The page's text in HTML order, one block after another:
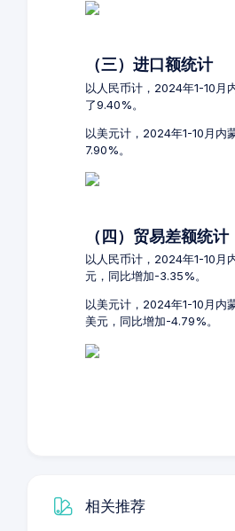
（三）进口额统计
以人民币计，2024年1-10月
了9.40%。
以美元计，2024年1-10月内
7.90%。
（四）贸易差额统计
以人民币计，2024年1-10月
元，同比增加-3.35%。
以美元计，2024年1-10月内
美元，同比增加-4.79%。
相关推荐